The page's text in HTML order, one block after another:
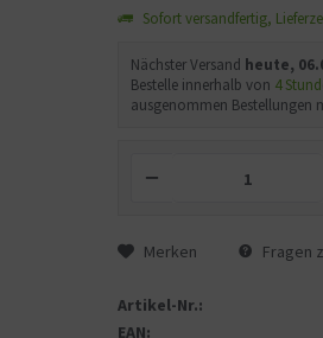
Sofort versandfertig,
Nächster Versand heute,
Bestelle innerhalb von 4
ausgenommen Bestellungen
Merken Fragen
Artikel-Nr.:
EAN: